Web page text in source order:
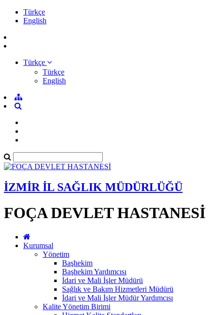
Türkçe
English
Türkçe
Türkçe
English
İZMİR İL SAĞLIK MÜDÜRLÜĞÜ
FOÇA DEVLET HASTANESİ
Kurumsal
Yönetim
Başhekim
Başhekim Yardımcısı
İdari ve Mali İşler Müdürü
Sağlık ve Bakım Hizmetleri Müdürü
İdari ve Mali İşler Müdür Yardımcısı
Kalite Yönetim Birimi